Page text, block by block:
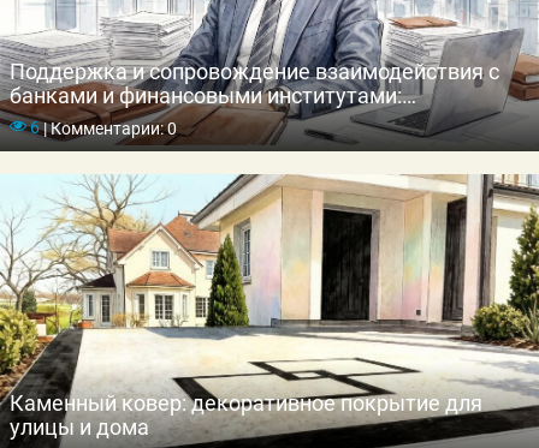
Поддержка и сопровождение взаимодействия с
банками и финансовыми институтами:
профессиональная помощь
6|Комментарии: 0
Каменный ковер: декоративное покрытие для
улицы и дома